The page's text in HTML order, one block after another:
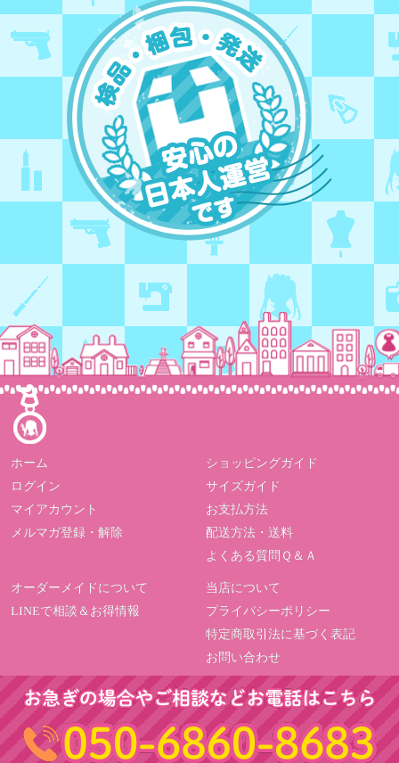
ホーム
ログイン
マイアカウント
メルマガ登録・解除
ショッピングガイド
サイズガイド
お支払方法
配送方法・送料
よくある質問Ｑ＆Ａ
オーダーメイドについて
LINEで相談＆お得情報
当店について
プライバシーポリシー
特定商取引法に基づく表記
お問い合わせ